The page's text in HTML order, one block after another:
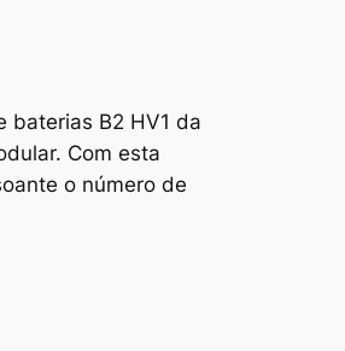
baterias B2 HV1 da
Com esta
o número de